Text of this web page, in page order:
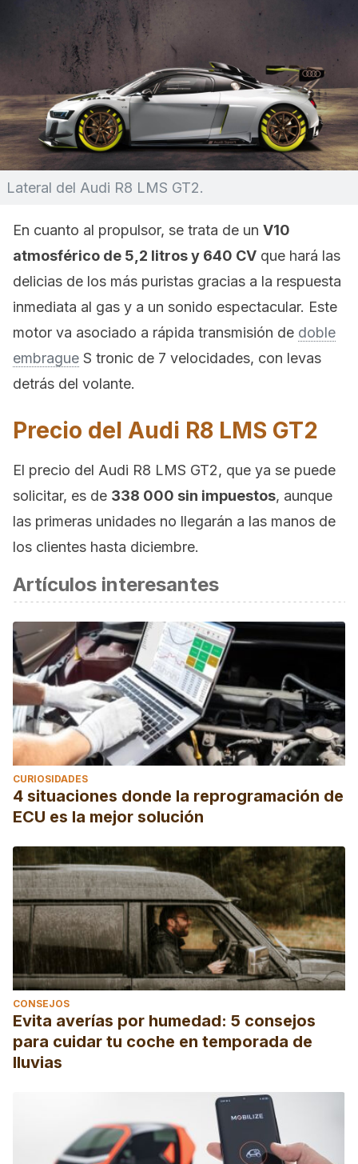
Lateral del Audi R8 LMS GT2.
En cuanto al propulsor, se trata de un V10
atmosférico de 5,2 litros y 640 CV que hará las
delicias de los más puristas gracias a la respuesta
inmediata al gas y a un sonido espectacular. Este
motor va asociado a rápida transmisión de doble
embrague S tronic de 7 velocidades, con levas
detrás del volante.
Precio del Audi R8 LMS GT2
El precio del Audi R8 LMS GT2, que ya se puede
solicitar, es de 338 000 sin impuestos, aunque
las primeras unidades no llegarán a las manos de
los clientes hasta diciembre.
Artículos interesantes
CURIOSIDADES
4 situaciones donde la reprogramación de
ECU es la mejor solución
CONSEJOS
Evita averías por humedad: 5 consejos
para cuidar tu coche en temporada de
lluvias